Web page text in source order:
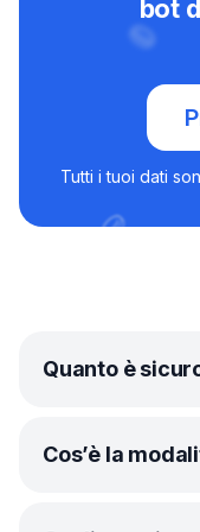
bot
Tutti i tuoi dati
Quanto è
In Bitsgap, la tua
Facciamosempre il
Cos’è la
Una volta iscritto a